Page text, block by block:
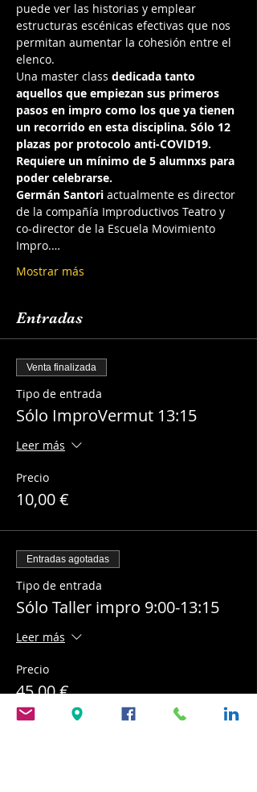
puede ver las historias y emplear
estructuras escénicas efectivas que nos
permitan aumentar la cohesión entre el
elenco.
Una master class dedicada tanto
aquellos que empiezan sus primeros
pasos en impro como los que ya tienen
un recorrido en esta disciplina. Sólo 12
plazas por protocolo anti-COVID19.
Requiere un mínimo de 5 alumnxs para
poder celebrarse.
Germán Santori actualmente es director
de la compañía Improductivos Teatro y
co-director de la Escuela Movimiento
Impro.…
Mostrar más
Entradas
Venta finalizada
Tipo de entrada
Sólo ImproVermut 13:15
Leer más
Precio
10,00 €
Entradas agotadas
Tipo de entrada
Sólo Taller impro 9:00-13:15
Leer más
Precio
45,00 €